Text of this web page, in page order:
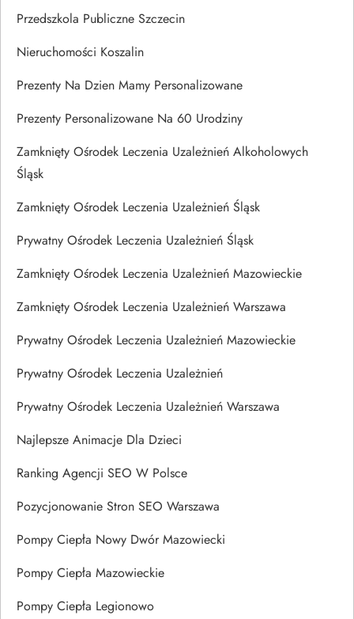
Przedszkola Publiczne Szczecin
Nieruchomości Koszalin
Prezenty Na Dzien Mamy Personalizowane
Prezenty Personalizowane Na 60 Urodziny
Zamknięty Ośrodek Leczenia Uzależnień Alkoholowych
Śląsk
Zamknięty Ośrodek Leczenia Uzależnień Śląsk
Prywatny Ośrodek Leczenia Uzależnień Śląsk
Zamknięty Ośrodek Leczenia Uzależnień Mazowieckie
Zamknięty Ośrodek Leczenia Uzależnień Warszawa
Prywatny Ośrodek Leczenia Uzależnień Mazowieckie
Prywatny Ośrodek Leczenia Uzależnień
Prywatny Ośrodek Leczenia Uzależnień Warszawa
Najlepsze Animacje Dla Dzieci
Ranking Agencji SEO W Polsce
Pozycjonowanie Stron SEO Warszawa
Pompy Ciepła Nowy Dwór Mazowiecki
Pompy Ciepła Mazowieckie
Pompy Ciepła Legionowo